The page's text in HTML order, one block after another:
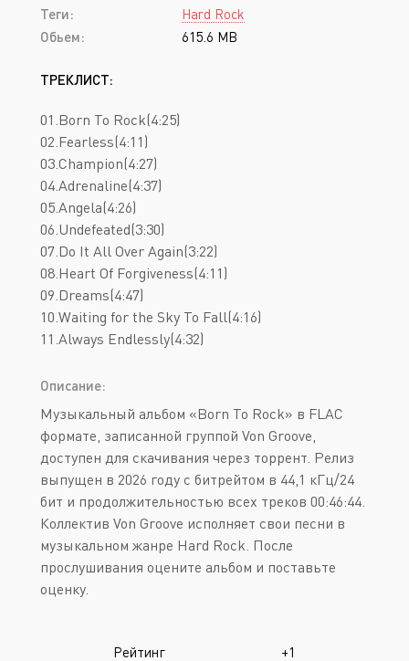
Теги:
Hard Rock
Обьем:
615.6 MB
ТРЕКЛИСТ:
01.Born To Rock(4:25)
02.Fearless(4:11)
03.Champion(4:27)
04.Adrenaline(4:37)
05.Angela(4:26)
06.Undefeated(3:30)
07.Do It All Over Again(3:22)
08.Heart Of Forgiveness(4:11)
09.Dreams(4:47)
10.Waiting for the Sky To Fall(4:16)
11.Always Endlessly(4:32)
Описание:
Музыкальный альбом «Born To Rock» в FLAC
формате, записанной группой Von Groove,
доступен для скачивания через торрент. Релиз
выпущен в 2026 году с битрейтом в 44,1 кГц/24
бит и продолжительностью всех треков 00:46:44.
Коллектив Von Groove исполняет свои песни в
музыкальном жанре Hard Rock. После
прослушивания оцените альбом и поставьте
оценку.
Рейтинг +1